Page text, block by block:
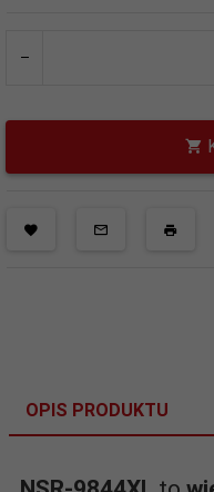
OPIS PRODUKTU